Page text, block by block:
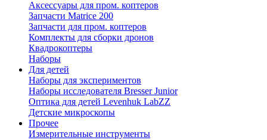
Аксессуары для пром. коптеров
Запчасти Matrice 200
Запчасти для пром. коптеров
Комплекты для сборки дронов
Квадрокоптеры
Наборы
Для детей
Наборы для экспериментов
Наборы исследователя Bresser Junior
Оптика для детей Levenhuk LabZZ
Детские микроскопы
Прочее
Измерительные инструменты